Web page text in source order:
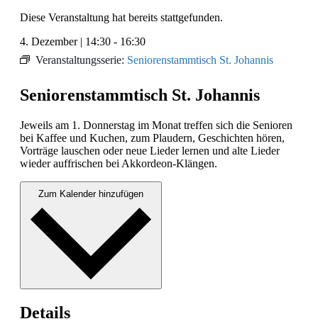
Diese Veranstaltung hat bereits stattgefunden.
4. Dezember | 14:30 - 16:30
Veranstaltungsserie: Seniorenstammtisch St. Johannis
Seniorenstammtisch St. Johannis
Jew­eils am 1. Don­ner­stag im Monat tre­f­fen sich die Senioren
bei Kaf­fee und Kuchen, zum Plaud­ern, Geschicht­en hören,
Vorträge lauschen oder neue Lieder ler­nen und alte Lieder
wieder auf­frischen bei Akko­rdeon-Klän­gen.
Details